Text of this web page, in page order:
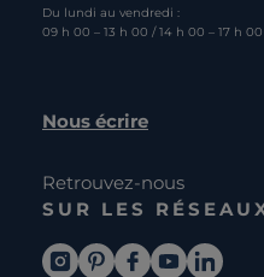
Du lundi au vendredi :
09 h 00 – 13 h 00 / 14 h 00 – 17 h 00
Nous écrire
Retrouvez-nous
SUR LES